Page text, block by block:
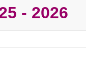
- 2026